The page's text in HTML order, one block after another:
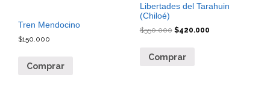
Tren Mendocino
$150.000
Comprar
Libertades del Tarahuin
(Chiloé)
$550.000 $420.000
Comprar